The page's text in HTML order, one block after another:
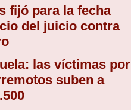
fijó para la fecha
del juicio contra
las víctimas por
suben a